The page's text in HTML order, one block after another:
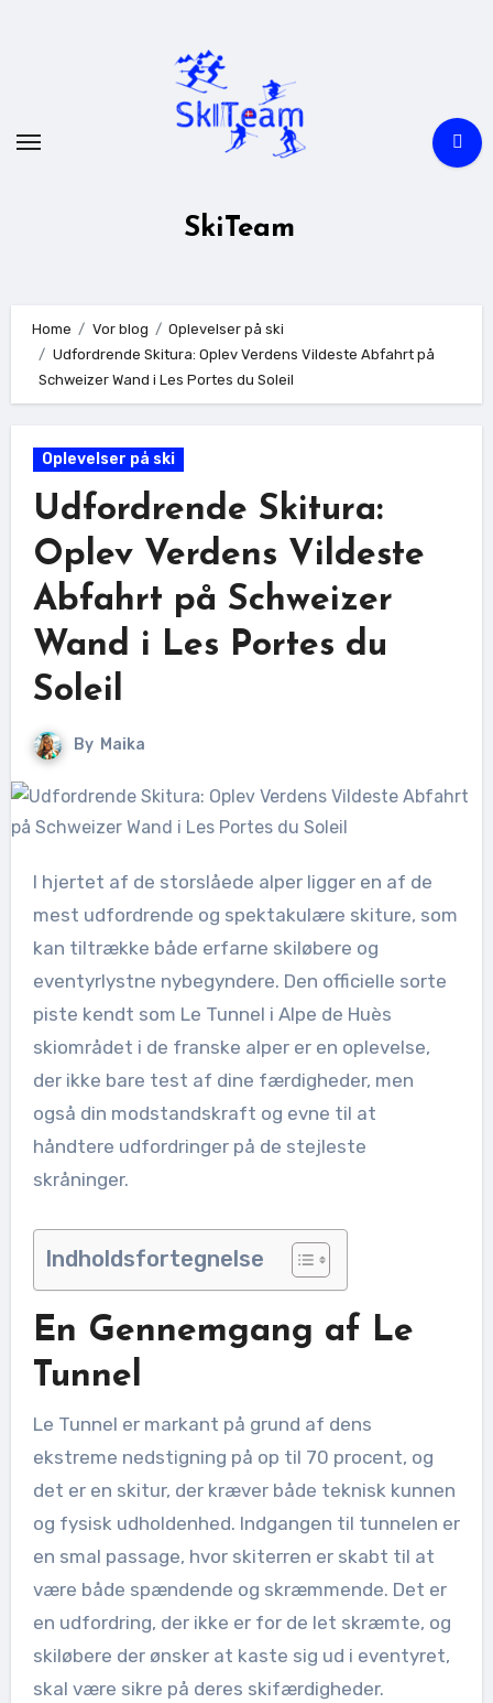
SkiTeam
Home Vor blog
Oplevelser på ski
Udfordrende Skitura: Oplev Verdens Vildeste Abfahrt på
Schweizer Wand i Les Portes du Soleil
Oplevelser på ski
Udfordrende Skitura:
Oplev Verdens Vildeste
Abfahrt på Schweizer
Wand i Les Portes du
Soleil
By Maika
I hjertet af de storslåede alper ligger en af de
mest udfordrende og spektakulære skiture, som
kan tiltrække både erfarne skiløbere og
eventyrlystne nybegyndere. Den officielle sorte
piste kendt som Le Tunnel i Alpe de Huès
skiområdet i de franske alper er en oplevelse,
der ikke bare test af dine færdigheder, men
også din modstandskraft og evne til at
håndtere udfordringer på de stejleste
skråninger.
Indholdsfortegnelse
En Gennemgang af Le
Tunnel
Le Tunnel er markant på grund af dens
ekstreme nedstigning på op til 70 procent, og
det er en skitur, der kræver både teknisk kunnen
og fysisk udholdenhed. Indgangen til tunnelen er
en smal passage, hvor skiterren er skabt til at
være både spændende og skræmmende. Det er
en udfordring, der ikke er for de let skræmte, og
skiløbere der ønsker at kaste sig ud i eventyret,
skal være sikre på deres skifærdigheder.